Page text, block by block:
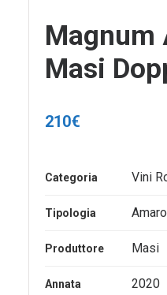
Magnum
Masi
210€
Categoria Vini
Tipologia
Produttore Masi
Annata 2020